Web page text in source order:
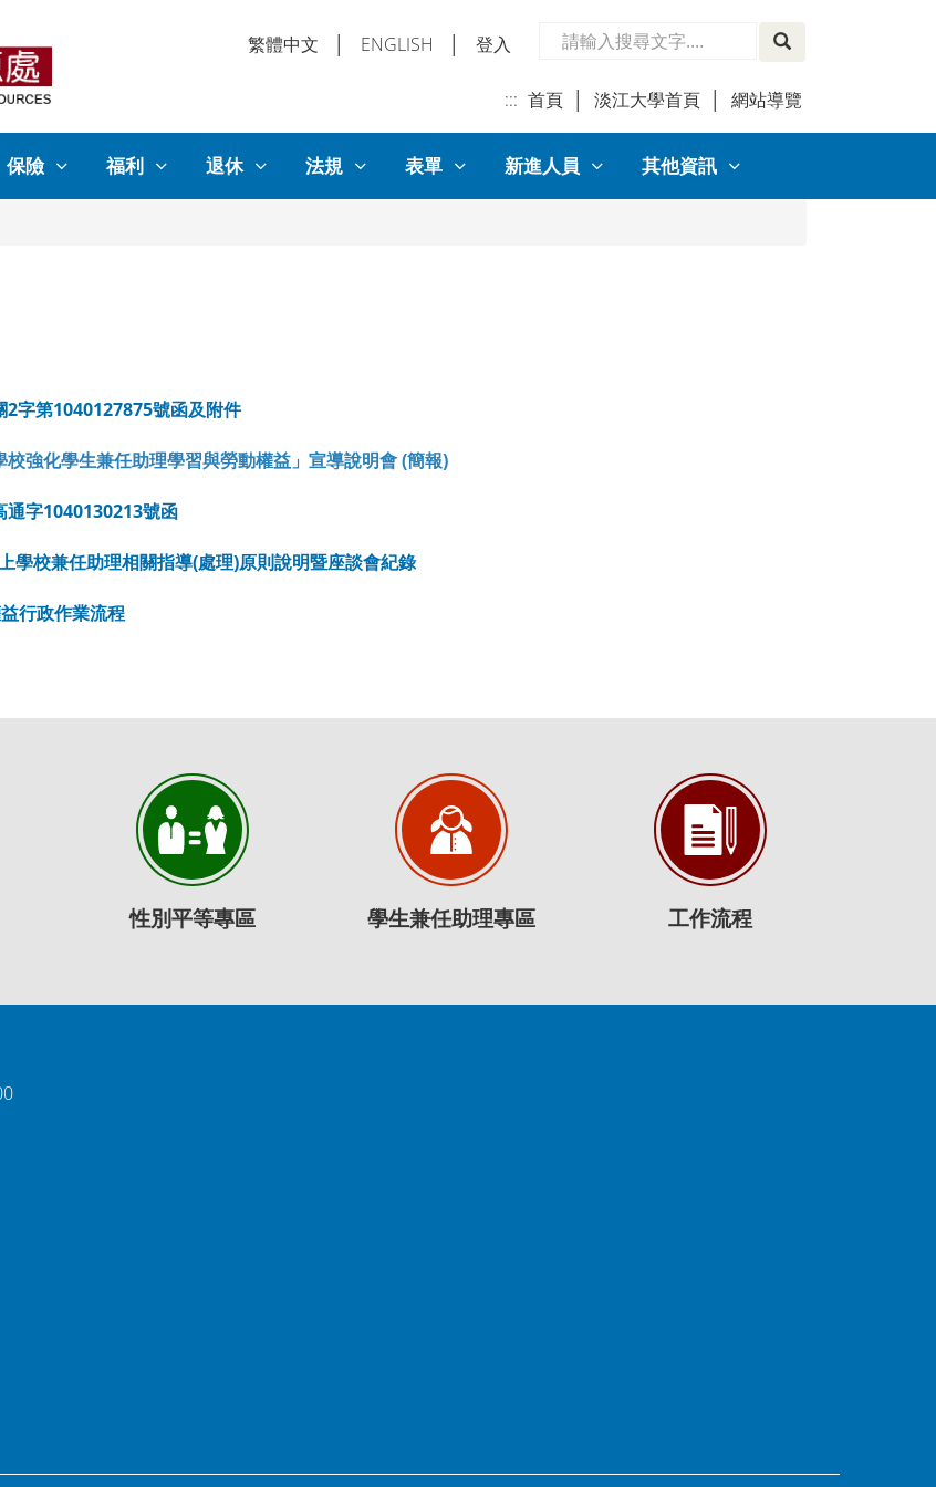
繁體中文 ENGLISH 登入
::: 首頁 淡江大學首頁 網站導覽
保險 福利 退休 法規 表單 新進人員 其他資訊
字第1040127875號函及附件
強化學生兼任助理學習與勞動權益」宣導說明會 (簡報)
通字1040130213號函
學校兼任助理相關指導(處理)原則說明暨座談會紀錄
行政作業流程
性別平等專區 學生兼任助理專區 工作流程